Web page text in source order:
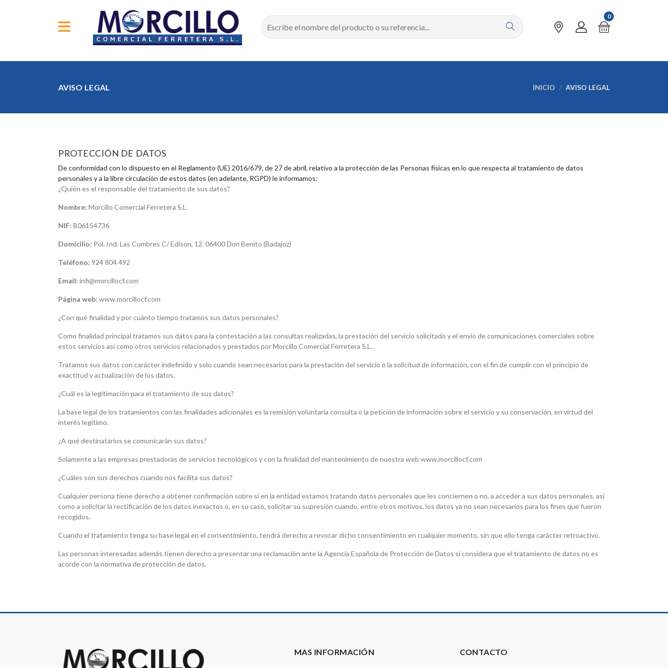
0
AVISO LEGAL INICIO AVISO LEGAL
PROTECCIÓN DE DATOS
De conformidad con lo dispuesto en el Reglamento (UE) 2016/679, de 27 de abril, relativo a la protección de las Personas físicas en lo que respecta al tratamiento de datos
personales y a la libre circulación de estos datos (en adelante, RGPD) le informamos:
¿Quién es el responsable del tratamiento de sus datos?
Nombre: Morcillo Comercial Ferretera S.L.
NIF: B06154736
Domicilio: Pol. Ind. Las Cumbres C/ Edison, 12. 06400 Don Benito (Badajoz)
Teléfono: 924 804 492
Email: infi@morcillocf.com
Página web: www.morcillocf.com
¿Con qué finalidad y por cuánto tiempo tratamos sus datos personales?
Como finalidad principal tratamos sus datos para la contestación a las consultas realizadas, la prestación del servicio solicitado y el envío de comunicaciones comerciales sobre
estos servicios así como otros servicios relacionados y prestados por Morcillo Comercial Ferretera S.L..
Tratamos sus datos con carácter indefinido y solo cuando sean necesarios para la prestación del servicio o la solicitud de información, con el fin de cumplir con el principio de
exactitud y actualización de los datos.
¿Cuál es la legitimación para el tratamiento de sus datos?
La base legal de los tratamientos con las finalidades adicionales es la remisión voluntaria consulta o la petición de información sobre el servicio y su conservación, en virtud del
interés legítimo.
¿A qué destinatarios se comunicarán sus datos?
Solamente a las empresas prestadoras de servicios tecnológicos y con la finalidad del mantenimiento de nuestra web www.morcillocf.com
¿Cuáles son sus derechos cuando nos facilita sus datos?
Cualquier persona tiene derecho a obtener confirmación sobre si en la entidad estamos tratando datos personales que les conciernen o no, a acceder a sus datos personales, así
como a solicitar la rectificación de los datos inexactos o, en su caso, solicitar su supresión cuando, entre otros motivos, los datos ya no sean necesarios para los fines que fueron
recogidos.
Cuando el tratamiento tenga su base legal en el consentimiento, tendrá derecho a revocar dicho consentimiento en cualquier momento, sin que ello tenga carácter retroactivo.
Las personas interesadas además tienen derecho a presentar una reclamación ante la Agencia Española de Protección de Datos si considera que el tratamiento de datos no es
acorde con la normativa de protección de datos.
MAS INFORMACIÓN CONTACTO